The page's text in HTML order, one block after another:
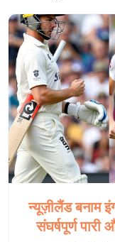
न्यूज़ीलैंड बनाम
संघर्षपूर्ण पारी